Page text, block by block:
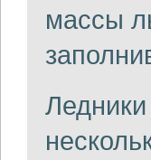
массы